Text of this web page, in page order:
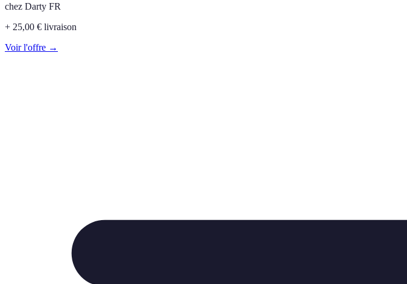
chez Darty FR
+ 25,00 € livraison
Voir l'offre →